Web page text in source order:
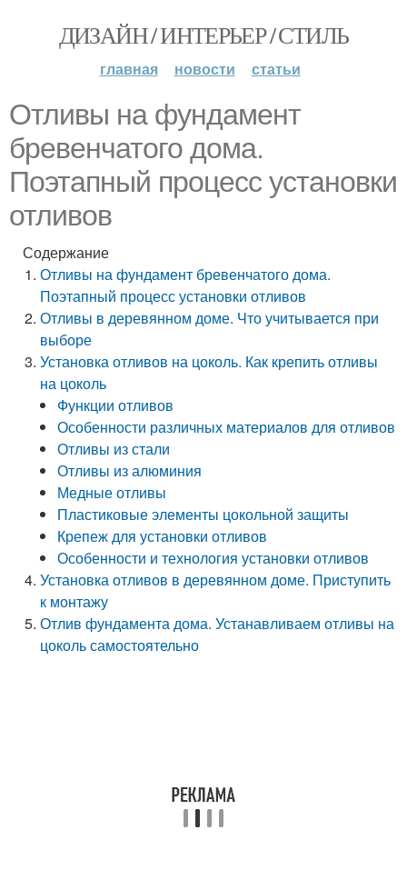
ДИЗАЙН / ИНТЕРЬЕР / СТИЛЬ
главная новости статьи
Отливы на фундамент
бревенчатого дома.
Поэтапный процесс установки
отливов
Содержание
Отливы на фундамент бревенчатого дома.
Поэтапный процесс установки отливов
Отливы в деревянном доме. Что учитывается при
выборе
Установка отливов на цоколь. Как крепить отливы
на цоколь
Функции отливов
Особенности различных материалов для отливов
Отливы из стали
Отливы из алюминия
Медные отливы
Пластиковые элементы цокольной защиты
Крепеж для установки отливов
Особенности и технология установки отливов
Установка отливов в деревянном доме. Приступить
к монтажу
Отлив фундамента дома. Устанавливаем отливы на
цоколь самостоятельно